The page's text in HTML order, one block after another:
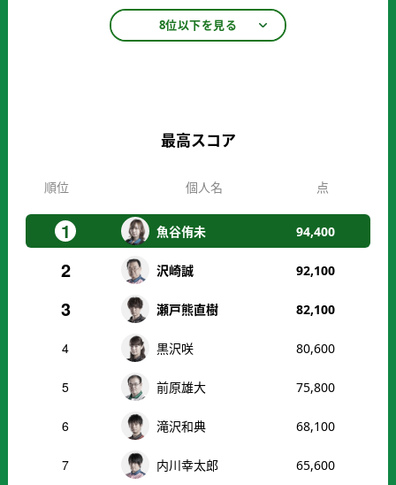
8位以下を見る
最高スコア
順位 個人名 点
1 魚谷侑未 94,400
2 沢崎誠 92,100
3 瀬戸熊直樹 82,100
4 黒沢咲 80,600
5 前原雄大 75,800
6 滝沢和典 68,100
7 内川幸太郎 65,600